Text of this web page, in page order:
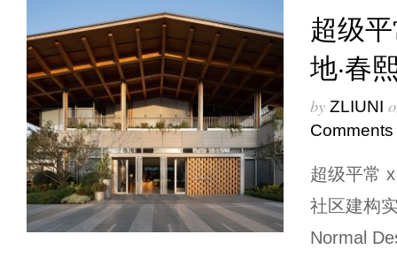
超级
地·春
by ZLIUNI
Comments
超级平常
社区建构
Normal